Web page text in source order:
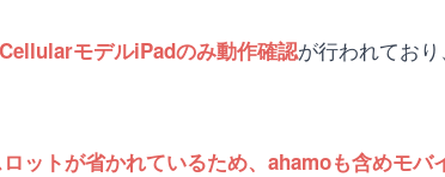
モデルiPadのみ動作確認が行われてお
ットが省かれているため、ahamoも含めモバ